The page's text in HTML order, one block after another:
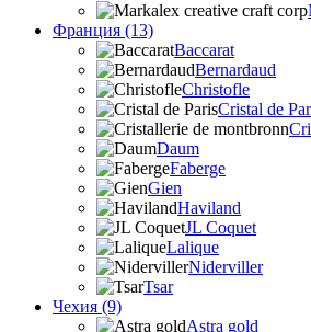
Франция (13)
Baccarat
Bernardaud
Christofle
Cristal de
Daum
Faberge
Gien
Haviland
JL Coquet
Lalique
Niderviller
Tsar
Чехия (9)
Astra gold